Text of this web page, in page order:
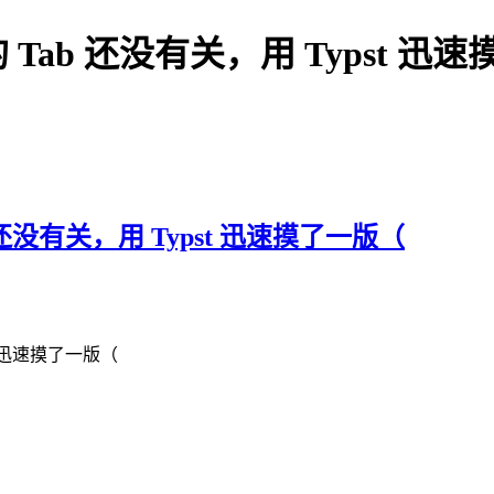
还没有关，用 Typst 迅速
有关，用 Typst 迅速摸了一版（
速摸了一版（